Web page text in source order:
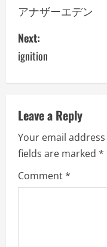
o
s
t
n
a
v
i
g
アナザーエデン
Next:
ignition
Leave a Reply
Your email
fields are marked *
Comment*